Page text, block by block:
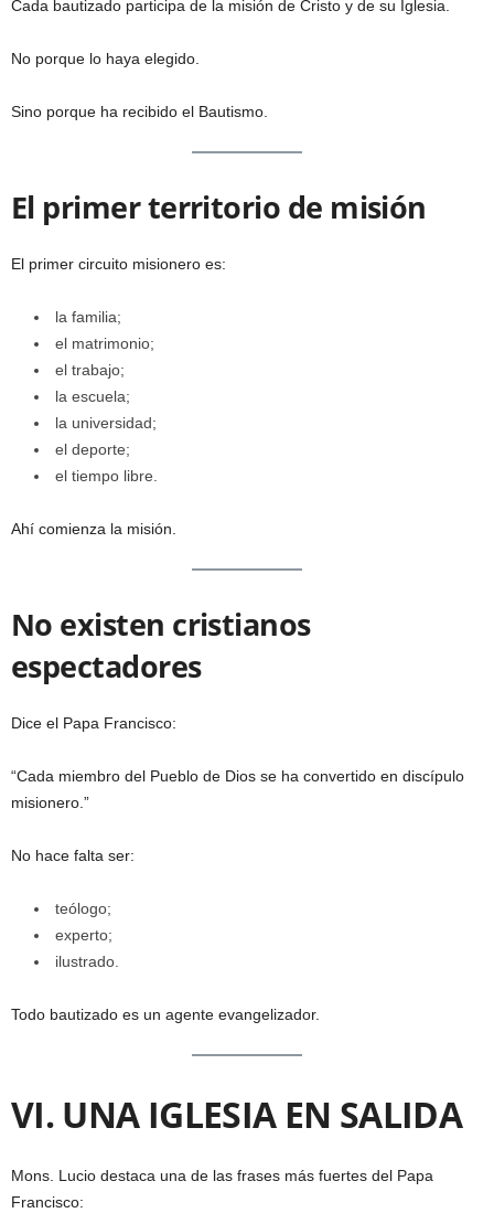
Cada bautizado participa de la misión de Cristo y de su Iglesia.
No porque lo haya elegido.
Sino porque ha recibido el Bautismo.
El primer territorio de misión
El primer circuito misionero es:
la familia;
el matrimonio;
el trabajo;
la escuela;
la universidad;
el deporte;
el tiempo libre.
Ahí comienza la misión.
No existen cristianos
espectadores
Dice el Papa Francisco:
“Cada miembro del Pueblo de Dios se ha convertido en discípulo
misionero.”
No hace falta ser:
teólogo;
experto;
ilustrado.
Todo bautizado es un agente evangelizador.
VI. UNA IGLESIA EN SALIDA
Mons. Lucio destaca una de las frases más fuertes del Papa
Francisco: